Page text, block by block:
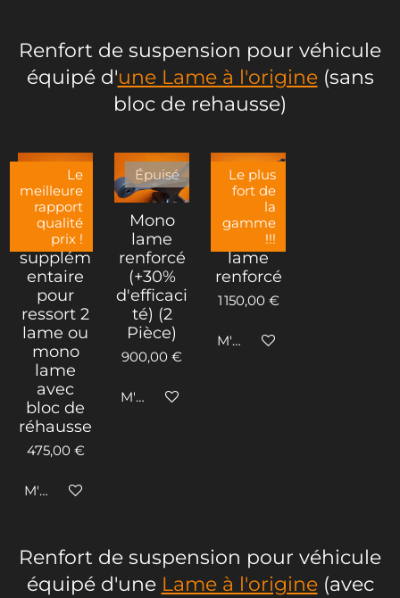
Renfort de suspension pour véhicule
équipé d'une Lame à l'origine (sans
bloc de rehausse)
Le
meilleure
rapport
qualité
prix !
Kits de
lames
supplém
entaire
pour
ressort 2
lame ou
mono
lame
avec
bloc de
réhausse
475,00 €
M'avertir si disponible
Épuisé
Mono
lame
renforcé
(+30%
d'efficaci
té) (2
Pièce)
900,00 €
M'avertir si disponible
Le plus
fort de
la
gamme
!!!
Ressort
double
lame
renforcé
1 150,00 €
M'avertir si disponible
Renfort de suspension pour véhicule
équipé d'une Lame à l'origine(avec